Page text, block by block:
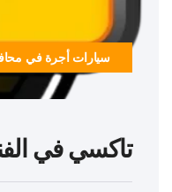
سيارات أجرة في
تاكسي في